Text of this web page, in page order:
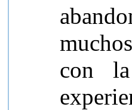
con